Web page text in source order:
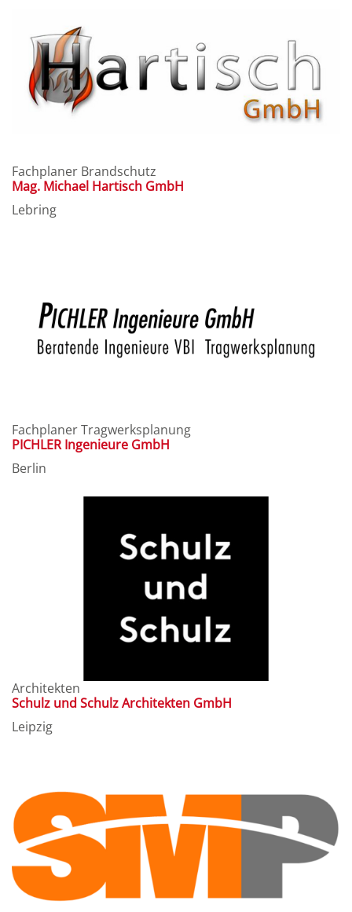
Fachplaner Brandschutz
Mag. Michael Hartisch GmbH
Lebring
Fachplaner Tragwerksplanung
PICHLER Ingenieure GmbH
Berlin
Architekten
Schulz und Schulz Architekten GmbH
Leipzig